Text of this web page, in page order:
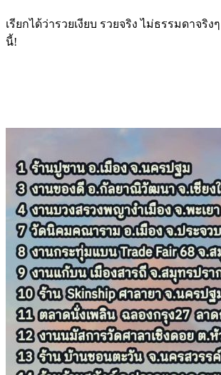
เรียกได้ว่ารวยเงียบ รวยจริง ไม่ธรรมดาจริ
นี้!